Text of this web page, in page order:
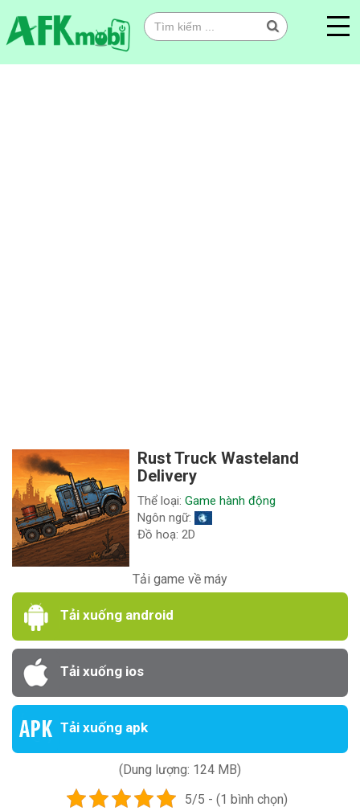
Rust Truck Wasteland
Delivery
Thể loại:Game hành động
Ngôn ngữ:
Đồ hoạ: 2D
Tải game về máy
Tải xuống android
Tải xuống ios
Tải xuống apk
(Dung lượng: 124 MB)
5/5 - (1 bình chọn)